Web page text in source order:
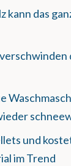
kann das
und
im Trend